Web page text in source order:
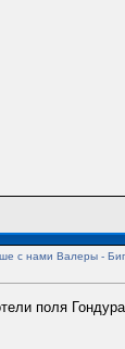
с нами Валеры -
поля